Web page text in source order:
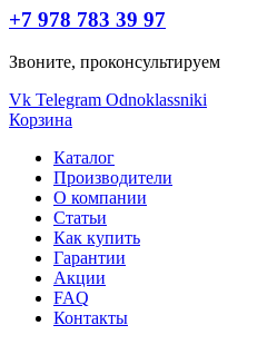
+7 978 783 39 97
Звоните, проконсультируем
Vk Telegram Odnoklassniki
Корзина
Каталог
Производители
О компании
Статьи
Как купить
Гарантии
Акции
FAQ
Контакты